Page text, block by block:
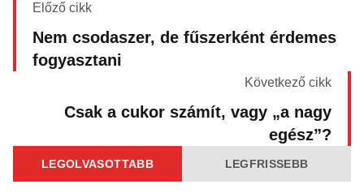
Előző cikk
Nem csodaszer, de fűszerként érdemes
fogyasztani
Következő cikk
Csak a cukor számít, vagy „a nagy
egész”?
LEGOLVASOTTABB LEGFRISSEBB